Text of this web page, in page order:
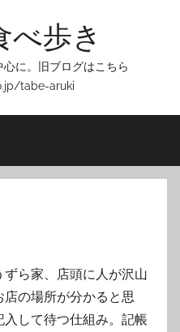
べ歩き
に。旧ブログはこちら
tabe-aruki
ら家、店頭に人が沢山
の場所が分かると思
して待つ仕組み。記帳